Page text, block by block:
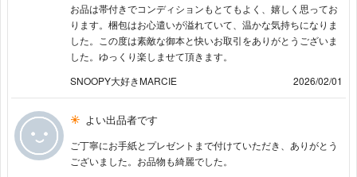
お品は帯付きでコンディションもとてもよく、嬉しく思ってお
ります。梱包はお心遣いが溢れていて、温かな気持ちになりま
した。この度は素敵な御本と快いお取引をありがとうございま
した。ゆっくり楽しませて頂きます。
SNOOPY大好きMARCIE
2026/02/01
よい出品者です
ご丁寧にお手紙とプレゼントまで付けていただき、ありがとう
ございました。お品物も綺麗でした。